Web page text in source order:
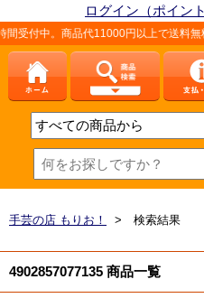
ログイン（ポイン
付中。商品代11000円以上で送料無
手芸の店 もりお！ > 検索結果
4902857077135 商品一覧